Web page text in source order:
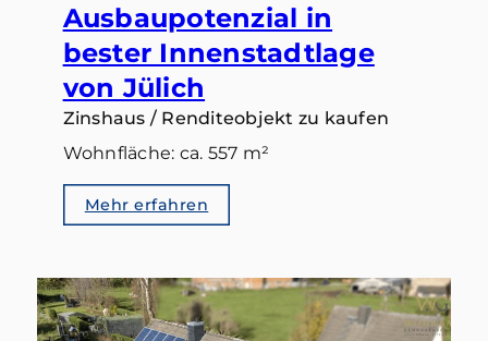
Ausbaupotenzial in
bester Innenstadtlage
von Jülich
Zinshaus / Renditeobjekt zu kaufen
Wohnfläche: ca. 557 m²
Mehr erfahren